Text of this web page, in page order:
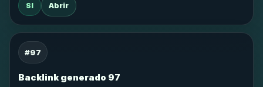
SI Abrir
#97
Backlink generado 97